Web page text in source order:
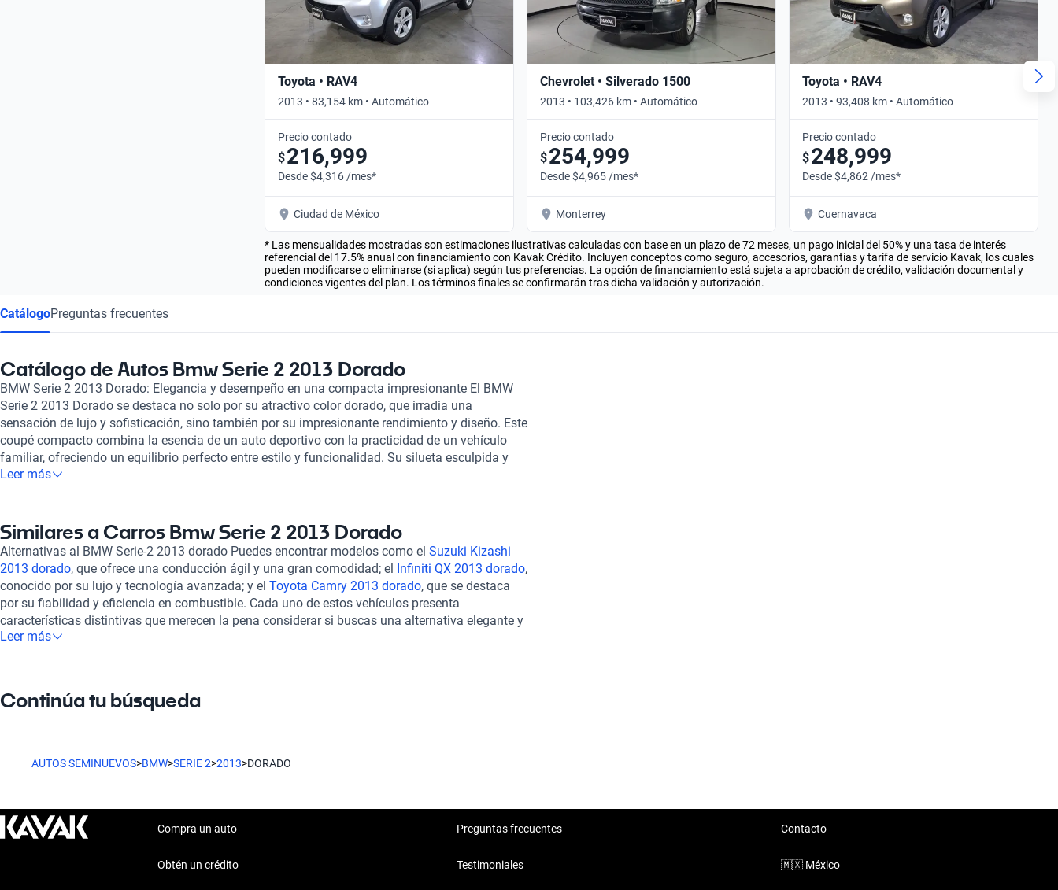
Toyota • RAV4
2013 • 83,154 km • Automático
Precio contado
$216,999
Desde $4,316 /mes*
Ciudad de México
Chevrolet • Silverado 1500
2013 • 103,426 km • Automático
Precio contado
$254,999
Desde $4,965 /mes*
Monterrey
Toyota • RAV4
2013 • 93,408 km • Automático
Precio contado
$248,999
Desde $4,862 /mes*
Cuernavaca
* Las mensualidades mostradas son estimaciones ilustrativas calculadas con base en un plazo de 72 meses, un pago inicial del 50% y una tasa de interés
referencial del 17.5% anual con financiamiento con Kavak Crédito. Incluyen conceptos como seguro, accesorios, garantías y tarifa de servicio Kavak, los cuales
pueden modificarse o eliminarse (si aplica) según tus preferencias. La opción de financiamiento está sujeta a aprobación de crédito, validación documental y
condiciones vigentes del plan. Los términos finales se confirmarán tras dicha validación y autorización.
CatálogoPreguntas frecuentes
Catálogo de Autos Bmw Serie 2 2013 Dorado
BMW Serie 2 2013 Dorado: Elegancia y desempeño en una compacta impresionante El BMW
Serie 2 2013 Dorado se destaca no solo por su atractivo color dorado, que irradia una
sensación de lujo y sofisticación, sino también por su impresionante rendimiento y diseño. Este
coupé compacto combina la esencia de un auto deportivo con la practicidad de un vehículo
familiar, ofreciendo un equilibrio perfecto entre estilo y funcionalidad. Su silueta esculpida y
elegante, complementada por detalles aerodinámicos, lo hace atractivo a la vista y eficiente en
urbanos como viajes largos. Su manejo ágil y suspensión precisa garantizan un confort
excepcional en cada viaje, mientras que su interiores bien diseñados brindan todo lo necesario
para que tanto el conductor como los pasajeros disfruten del trayecto. Al elegir este vehículo en
Kavak, optas por una compra segura y confiable. Todos nuestros vehículos, incluido el BMW
Serie 2 2013 Dorado, son sometidos a una rigurosa inspección de más de 240 puntos,
asegurando un estado mecánico y estético óptimo. Además, ofrecemos opciones de
financiamiento flexibles y planes de garantía adaptados a tus necesidades, con una
calidad y confianza.
Leer más
Similares a Carros Bmw Serie 2 2013 Dorado
Alternativas al BMW Serie-2 2013 dorado Puedes encontrar modelos como el Suzuki Kizashi
2013 dorado, que ofrece una conducción ágil y una gran comodidad; el Infiniti QX 2013 dorado,
conocido por su lujo y tecnología avanzada; y el Toyota Camry 2013 dorado, que se destaca
por su fiabilidad y eficiencia en combustible. Cada uno de estos vehículos presenta
características distintivas que merecen la pena considerar si buscas una alternativa elegante y
confiable.
Leer más
Continúa tu búsqueda
AUTOS SEMINUEVOS>BMW>SERIE 2>2013>DORADO
Compra un auto
Obtén un crédito
Preguntas frecuentes
Testimoniales
Contacto
🇲🇽 México